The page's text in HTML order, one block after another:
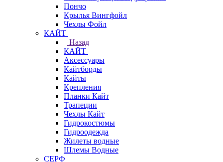
Пончо
Крылья Вингфойл
Чехлы Фойл
КАЙТ
Назад
КАЙТ
Аксессуары
Кайтборды
Кайты
Крепления
Планки Кайт
Трапеции
Чехлы Кайт
Гидрокостюмы
Гидроодежда
Жилеты водные
Шлемы Водные
СЕРФ